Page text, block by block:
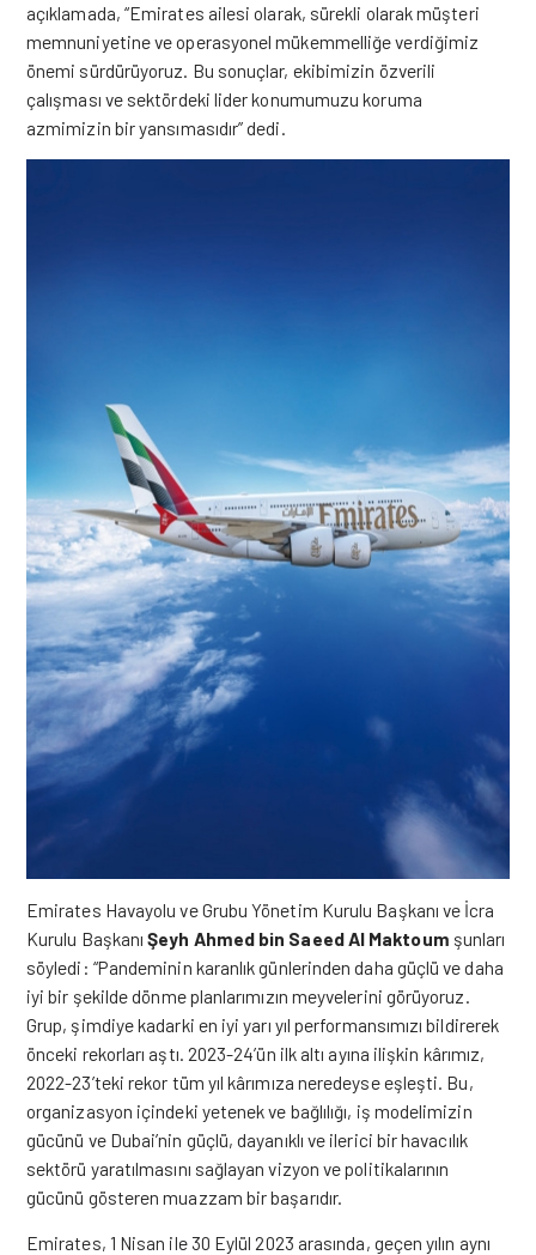
açıklamada, “Emirates ailesi olarak, sürekli olarak müşteri
memnuniyetine ve operasyonel mükemmelliğe verdiğimiz
önemi sürdürüyoruz. Bu sonuçlar, ekibimizin özverili
çalışması ve sektördeki lider konumumuzu koruma
azmimizin bir yansımasıdır” dedi.
Emirates Havayolu ve Grubu Yönetim Kurulu Başkanı ve İcra
Kurulu BaşkanıŞeyh Ahmed bin Saeed Al Maktoum şunları
söyledi: “Pandeminin karanlık günlerinden daha güçlü ve daha
iyi bir şekilde dönme planlarımızın meyvelerini görüyoruz.
Grup, şimdiye kadarki en iyi yarı yıl performansımızı bildirerek
önceki rekorları aştı. 2023-24’ün ilk altı ayına ilişkin kârımız,
2022-23’teki rekor tüm yıl kârımıza neredeyse eşleşti. Bu,
organizasyon içindeki yetenek ve bağlılığı, iş modelimizin
gücünü ve Dubai’nin güçlü, dayanıklı ve ilerici bir havacılık
sektörü yaratılmasını sağlayan vizyon ve politikalarının
gücünü gösteren muazzam bir başarıdır.
Emirates, 1 Nisan ile 30 Eylül 2023 arasında, geçen yılın aynı